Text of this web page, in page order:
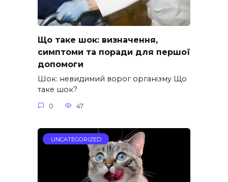
Що таке шок: визначення,
симптоми та поради для першої
допомоги
Шок: невидимий ворог організму Що
таке шок?
0 47
UNCATEGORIZED